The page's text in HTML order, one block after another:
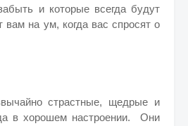
и которые всегда будут
вам на ум, когда вас спросят о
страстные, щедрые и
в хорошем настроении. Они